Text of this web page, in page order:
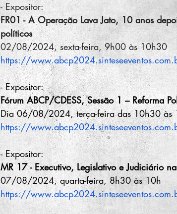
- Expositor:
FR01 - A Operação Lava Jato, 10 anos
políticos
02/08/2024, sexta-feira, 9h00 às 10h30
https://
- Expositor:
Fórum ABCP/CDESS, Sessão 1 – Reforma
Dia 06/08/2024, terça-feira das 10h30 às
https://
- Expositor:
MR 17 - Executivo, Legislativo e Judiciário
07/08/2024, quarta-feira, 8h30 às 10h
https://